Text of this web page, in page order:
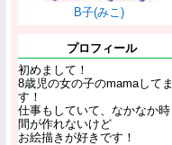
B子(みこ)
プロフィール
初めまして！
8歳児の女の子のmamaしてま
す！
仕事もしていて、なかなか時
間が作れないけど
お絵描きが好きです！